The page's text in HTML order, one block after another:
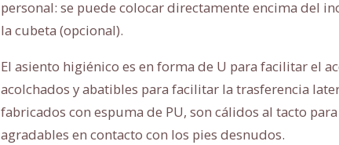
personal: se puede colocar directamente encima del
la cubeta (opcional).
El asiento higiénico es en forma de U para facilitar el
acolchados y abatibles para facilitar la trasferencia
fabricados con espuma de PU, son cálidos al tacto
agradables en contacto con los pies desnudos.